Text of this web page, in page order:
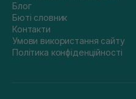
Блог
Бюті словник
Контакти
Умови використання сайту
Політика конфіденційності